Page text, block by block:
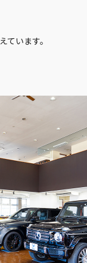
います。